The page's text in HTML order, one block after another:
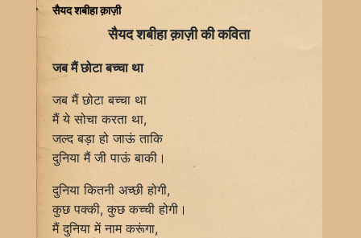
सैयद शबीहा क़ाज़ी
सैयद शबीहा क़ाज़ी की कविता
जब मैं छोटा बच्चा था
जब मैं छोटा बच्चा था
मैं ये सोचा करता था,
जल्द बड़ा हो जाऊं ताकि
दुनिया मैं जी पाऊं बाकी।
दुनिया कितनी अच्छी होगी,
कुछ पक्की, कुछ कच्ची होगी।
मैं दुनिया में नाम करूंगा,